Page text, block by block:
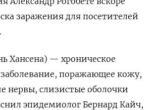
заражения для посетителей
Хансена) — хроническое
поражающее кожу,
нервы, слизистые оболочки
эпидемиолог Бернард Кайч,